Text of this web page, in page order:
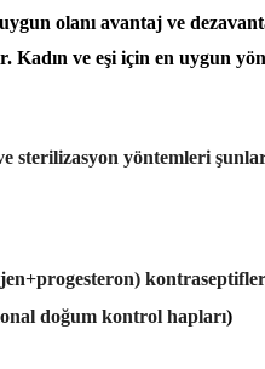
olanı avantaj ve
Kadın ve eşi için en uygun
sterilizasyon yöntemleri
doğum kontrol hapları)